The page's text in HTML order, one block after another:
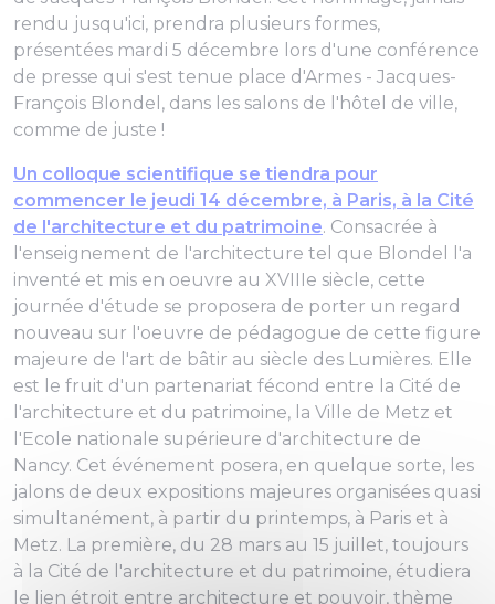
rendu jusqu'ici, prendra plusieurs formes,
présentées mardi 5 décembre lors d'une conférence
de presse qui s'est tenue place d'Armes - Jacques-
François Blondel, dans les salons de l'hôtel de ville,
comme de juste !
Un colloque scientifique se tiendra pour
commencer le jeudi 14 décembre, à Paris, à la Cité
de l'architecture et du patrimoine. Consacrée à
l'enseignement de l'architecture tel que Blondel l'a
inventé et mis en oeuvre au XVIIIe siècle, cette
journée d'étude se proposera de porter un regard
nouveau sur l'oeuvre de pédagogue de cette figure
majeure de l'art de bâtir au siècle des Lumières. Elle
est le fruit d'un partenariat fécond entre la Cité de
l'architecture et du patrimoine, la Ville de Metz et
l'Ecole nationale supérieure d'architecture de
Nancy. Cet événement posera, en quelque sorte, les
jalons de deux expositions majeures organisées quasi
simultanément, à partir du printemps, à Paris et à
Metz. La première, du 28 mars au 15 juillet, toujours
à la Cité de l'architecture et du patrimoine, étudiera
le lien étroit entre architecture et pouvoir, thème